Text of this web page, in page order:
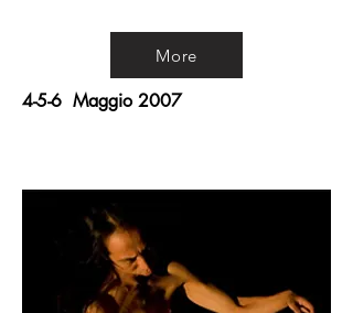
More
4-5-6 Maggio 2007